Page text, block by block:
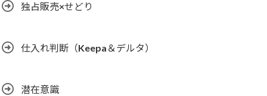
独占販売×せどり
仕入れ判断（Keepa＆デルタ）
潜在意識